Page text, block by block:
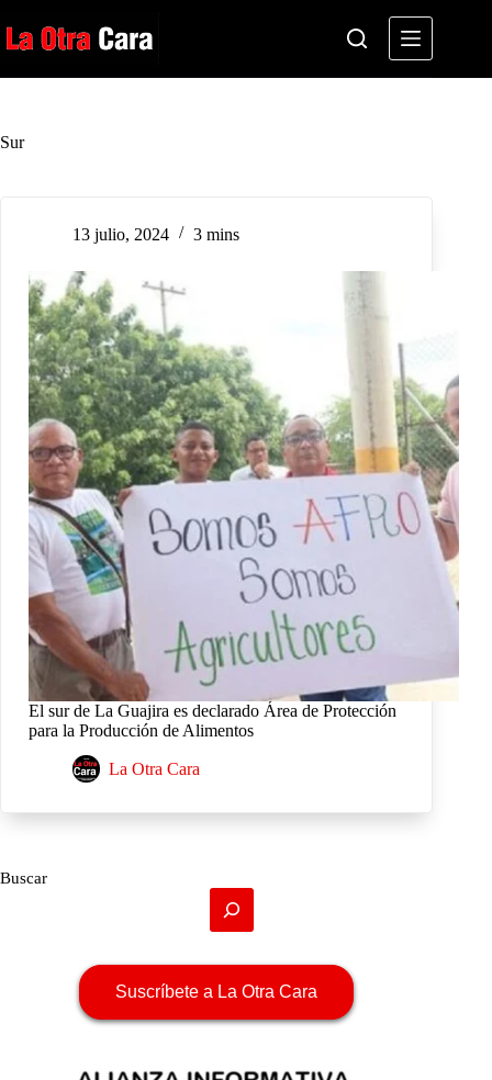
al
contenido
Sur
13 julio, 2024 3 mins
El sur de La Guajira es declarado Área de Protección
para la Producción de Alimentos
La Otra Cara
Buscar
Suscríbete a La Otra Cara